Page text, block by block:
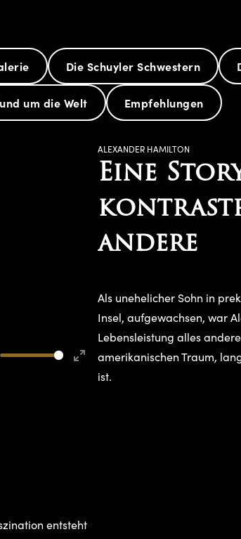
Die Schuyler Schwestern
um die Welt Empfehlungen
ALEXANDER HAMILTON
Eine
andere
Als unehelicher Sohn in
Insel, aufgewachsen, war
Lebensleistung alles
amerikanischen Traum,
ist.
Enter
entsteht